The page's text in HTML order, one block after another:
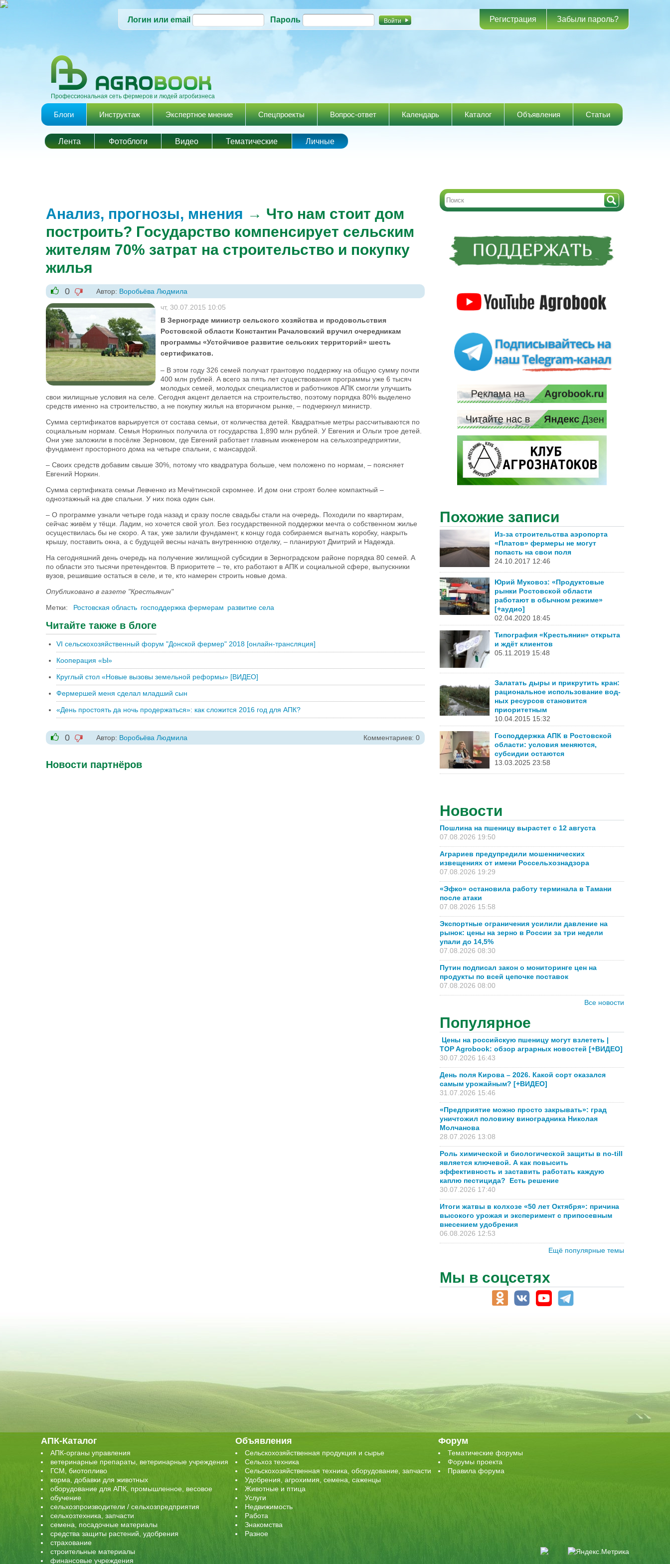
Перейти к
содержанию
Логин или email Пароль Регистрация Забыли пароль?
Профессиональная сеть фермеров и людей агробизнеса
Главное меню
Блоги Инструктаж Экспертное мнение Спецпроекты Вопрос-ответ Календарь Каталог Объявления Статьи
Лента Фотоблоги Видео Тематические Личные
Анализ, прогнозы, мнения → Что нам стоит дом
построить? Государство компенсирует сельским
жителям 70% затрат на строительство и покупку
жилья
+1
0
-1
Автор: Воробьёва Людмила
чт, 30.07.2015 10:05
В Зернограде министр сельского хозяйства и продовольствия
Ростовской области Константин Рачаловский вручил очередникам
программы «Устойчивое развитие сельских территорий» шесть
сертификатов.
– В этом году 326 семей получат грантовую поддержку на общую сумму почти
400 млн рублей. А всего за пять лет существования программы уже 6 тысяч
молодых семей, молодых специалистов и работников АПК смогли улучшить
свои жилищные условия на селе. Сегодня акцент делается на строительство, поэтому порядка 80% выделено
средств именно на строительство, а не покупку жилья на вторичном рынке, – подчеркнул министр.
Сумма сертификатов варьируется от состава семьи, от количества детей. Квадратные метры рассчитываются по
социальным нормам. Семья Норкиных получила от государства 1,890 млн рублей. У Евгения и Ольги трое детей.
Они уже заложили в посёлке Зерновом, где Евгений работает главным инженером на сельхозпредприятии,
фундамент просторного дома на четыре спальни, с мансардой.
– Своих средств добавим свыше 30%, потому что квадратура больше, чем положено по нормам, – поясняет
Евгений Норкин.
Сумма сертификата семьи Левченко из Мечётинской скромнее. И дом они строят более компактный –
одноэтажный на две спальни. У них пока один сын.
– О программе узнали четыре года назад и сразу после свадьбы стали на очередь. Походили по квартирам,
сейчас живём у тёщи. Ладим, но хочется свой угол. Без государственной поддержки мечта о собственном жилье
осуществилась бы не скоро. А так, уже залили фундамент, к концу года собираемся выгнать коробку, накрыть
крышу, поставить окна, а с будущей весны начать внутреннюю отделку, – планируют Дмитрий и Надежда.
На сегодняшний день очередь на получение жилищной субсидии в Зерноградском районе порядка 80 семей. А
по области это тысячи претендентов. В приоритете – те, кто работают в АПК и социальной сфере, выпускники
вузов, решившие остаться в селе, и те, кто намерен строить новые дома.
Опубликовано в газете "Крестьянин"
Метки:
Ростовская область господдержка фермерам развитие села
Читайте также в блоге
VI сельскохозяйственный форум "Донской фермер" 2018 [онлайн-трансляция]
Кооперация «Ы»
Круглый стол «Новые вызовы земельной реформы» [ВИДЕО]
Фермершей меня сделал младший сын
«День простоять да ночь продержаться»: как сложится 2016 год для АПК?
+1
0
-1
Автор: Воробьёва Людмила Комментариев: 0
Новости партнёров
Похожие записи
Из-за строительства аэропорта
«Платов» фермеры не могут
попасть на свои поля
24.10.2017 12:46
Юрий Муковоз: «Продуктовые
рынки Ростовской области
работают в обычном режиме»
[+аудио]
02.04.2020 18:45
Типография «Крестьянин» открыта
и ждёт клиентов
05.11.2019 15:48
Залатать дыры и прикрутить кран:
рациональное использование вод­
ных ресурсов становится
приоритетным
10.04.2015 15:32
Господдержка АПК в Ростовской
области: условия меняются,
субсидии остаются
13.03.2025 23:58
Новости
Пошлина на пшеницу вырастет с 12 августа
07.08.2026 19:50
Аграриев предупредили мошеннических
извещениях от имени Россельхознадзора
07.08.2026 19:29
«Эфко» остановила работу терминала в Тамани
после атаки
07.08.2026 15:58
Экспортные ограничения усилили давление на
рынок: цены на зерно в России за три недели
упали до 14,5%
07.08.2026 08:30
Путин подписал закон о мониторинге цен на
продукты по всей цепочке поставок
07.08.2026 08:00
Все новости
Популярное
Цены на российскую пшеницу могут взлететь |
TOP Agrobook: обзор аграрных новостей [+ВИДЕО]
30.07.2026 16:43
День поля Кирова – 2026. Какой сорт оказался
самым урожайным? [+ВИДЕО]
31.07.2026 15:46
«Предприятие можно просто закрывать»: град
уничтожил половину виноградника Николая
Молчанова
28.07.2026 13:08
Роль химической и биологической защиты в no-till
является ключевой. А как повысить
эффективность и заставить работать каждую
каплю пестицида? Есть решение
30.07.2026 17:40
Итоги жатвы в колхозе «50 лет Октября»: причина
высокого урожая и эксперимент с припосевным
внесением удобрения
06.08.2026 12:53
Ещё популярные темы
Мы в соцсетях
АПК-Каталог
АПК-органы управления
ветеринарные препараты, ветеринарные учреждения
ГСМ, биотопливо
корма, добавки для животных
оборудование для АПК, промышленное, весовое
обучение
сельхозпроизводители / сельхозпредприятия
сельхозтехника, запчасти
семена, посадочные материалы
средства защиты растений, удобрения
страхование
строительные материалы
финансовые учреждения
Объявления
Сельскохозяйственная продукция и сырье
Сельхоз техника
Сельскохозяйственная техника, оборудование, запчасти
Удобрения, агрохимия, семена, саженцы
Животные и птица
Услуги
Недвижимость
Работа
Знакомства
Разное
Форум
Тематические форумы
Форумы проекта
Правила форума